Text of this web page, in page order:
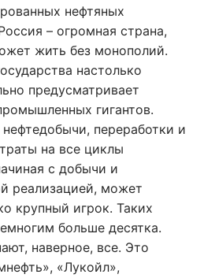
нефтяных
– огромная страна,
жить без монополий.
настолько
предусматривает
гигантов.
переработки и
на все циклы
с добычи и
реализацией, может
крупный игрок. Таких
больше десятка.
наверное, все. Это
«Лукойл»,